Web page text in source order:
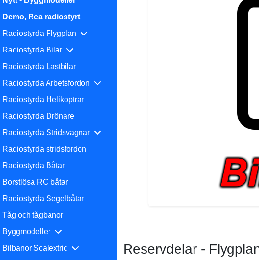
Demo, Rea radiostyrt
Radiostyrda Flygplan
Radiostyrda Bilar
Radiostyrda Lastbilar
Radiostyrda Arbetsfordon
Radiostyrda Helikoptrar
Radiostyrda Drönare
Radiostyrda Stridsvagnar
Radiostyrda stridsfordon
Radiostyrda Båtar
Borstlösa RC båtar
Radiostyrda Segelbåtar
Tåg och tågbanor
Byggmodeller
Bilbanor Scalextric
Reservdelar -